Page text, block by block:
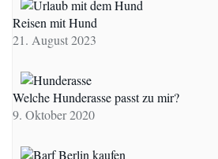
Reisen mit Hund
21. August 2023
Welche Hunderasse passt zu mir?
9. Oktober 2020